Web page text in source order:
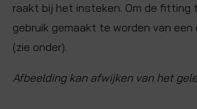
raakt bij het insteken. Om de fitting
gebruik gemaakt te worden van
(zie onder).
Afbeelding kan afwijken van het